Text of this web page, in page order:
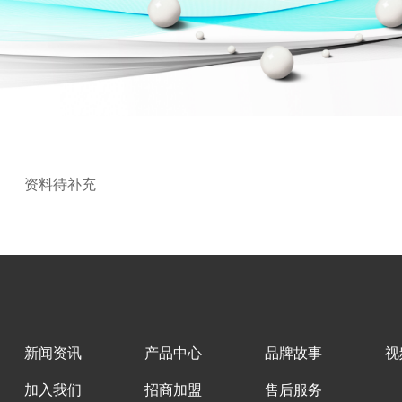
资料待补充
新闻资讯 产品中心 品牌故事 视
加入我们 招商加盟 售后服务